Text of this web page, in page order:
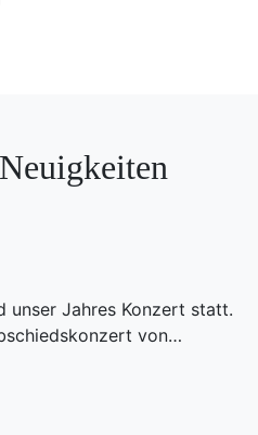
unser Jahres Konzert statt.
von…